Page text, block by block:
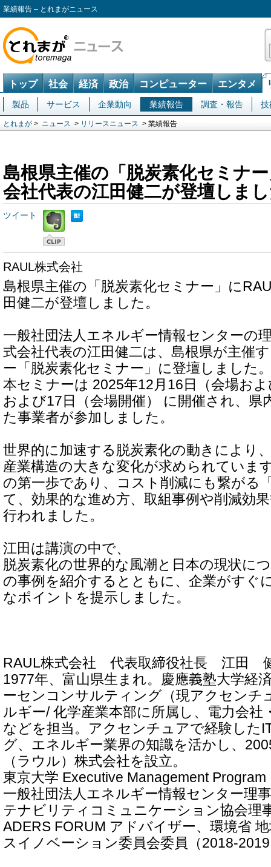
業績報告 – とれまがニュース
トップ 社会 経済 政治 コンピューター エンタメ
製品 サービス 企業動向 業績報告 調査・報告 技
とれまが > ニュース > リリースニュース > 業績報告
島根県主催の「脱炭素化セミナ
会社代表の江田健二が登壇しま
ツイート
RAUL株式会社
島根県主催の「脱炭素化セミナー」に
田健二が登壇しました。
一般社団法人エネルギー情報センターの
式会社代表の江田健二は、島根県が主催
ー「脱炭素化セミナー」に登壇しました
本セミナーは 2025年12月16日（会場お
および17日（会場開催） に開催され、県
た事業者が参加しました。
世界的に加速する脱炭素化の動きにより
産業構造の大きな変化が求められていま
の第一歩であり、コスト削減にも繋がる
て、効果的な進め方、取組事例や削減効
行われました。
江田は講演の中で、
脱炭素化の世界的な風潮と日本の現状に
の事例を紹介するとともに、企業がすぐ
なポイントを提示しました。
RAUL株式会社 代表取締役社長 江田
1977年、富山県生まれ。慶應義塾大学経
ーセンコンサルティング（現アクセンチ
ルギー/ 化学産業本部に所属し、電力会社
などを担当。アクセンチュアで経験した
グ、エネルギー業界の知識を活かし、
（ラウル）株式会社を設立。
東京大学 Executive Management Program
一般社団法人エネルギー情報センター理
テナビリティコミュニケーション協会理
ADERS FORUM アドバイザー、環境省
スイノベーション委員会委員（2018-